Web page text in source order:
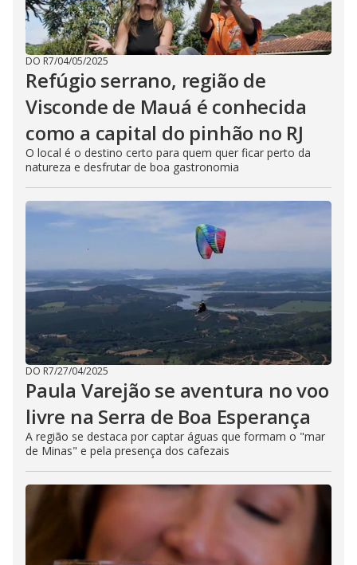
DO R7/04/05/2025
Refúgio serrano, região de
Visconde de Mauá é conhecida
como a capital do pinhão no RJ
O local é o destino certo para quem quer ficar perto da
natureza e desfrutar de boa gastronomia
DO R7/27/04/2025
Paula Varejão se aventura no voo
livre na Serra de Boa Esperança
A região se destaca por captar águas que formam o "mar
de Minas" e pela presença dos cafezais